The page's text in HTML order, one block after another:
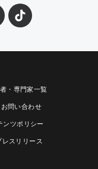
・専門家一覧
お問い合わせ
ンツポリシー
レスリリース